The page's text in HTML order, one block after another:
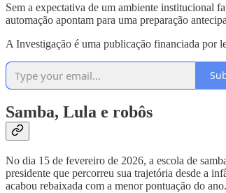
Sem a expectativa de um ambiente institucional
automação apontam para uma preparação
A Investigação é uma publicação financiada por
Samba, Lula e robôs
No dia 15 de fevereiro de 2026, a escola de
presidente que percorreu sua trajetória desde a
acabou rebaixada com a menor pontuação do